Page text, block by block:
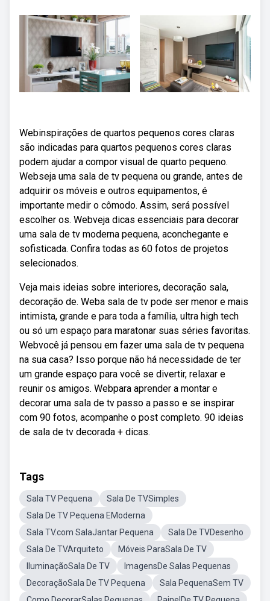
Webinspirações de quartos pequenos cores claras
são indicadas para quartos pequenos cores claras
podem ajudar a compor visual de quarto pequeno.
Webseja uma sala de tv pequena ou grande, antes de
adquirir os móveis e outros equipamentos, é
importante medir o cômodo. Assim, será possível
escolher os. Webveja dicas essenciais para decorar
uma sala de tv moderna pequena, aconchegante e
sofisticada. Confira todas as 60 fotos de projetos
selecionados.
Veja mais ideias sobre interiores, decoração sala,
decoração de. Weba sala de tv pode ser menor e mais
intimista, grande e para toda a família, ultra high tech
ou só um espaço para maratonar suas séries favoritas.
Webvocê já pensou em fazer uma sala de tv pequena
na sua casa? Isso porque não há necessidade de ter
um grande espaço para você se divertir, relaxar e
reunir os amigos. Webpara aprender a montar e
decorar uma sala de tv passo a passo e se inspirar
com 90 fotos, acompanhe o post completo. 90 ideias
de sala de tv decorada + dicas.
Tags
Sala TV Pequena
Sala De TVSimples
Sala De TV Pequena EModerna
Sala TV.com SalaJantar Pequena
Sala De TVDesenho
Sala De TVArquiteto
Móveis ParaSala De TV
IluminaçãoSala De TV
ImagensDe Salas Pequenas
DecoraçãoSala De TV Pequena
Sala PequenaSem TV